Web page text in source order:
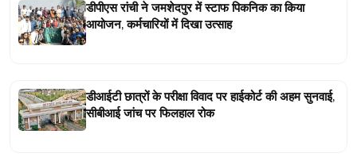
डीपीएस रांची ने जमशेदपुर में स्टाफ पिकनिक का किया
आयोजन, कर्मचारियों में दिखा उत्साह
डीआईटी छात्रों के परीक्षा विवाद पर हाईकोर्ट की अहम सुनवाई,
सीबीआई जांच पर फिलहाल रोक